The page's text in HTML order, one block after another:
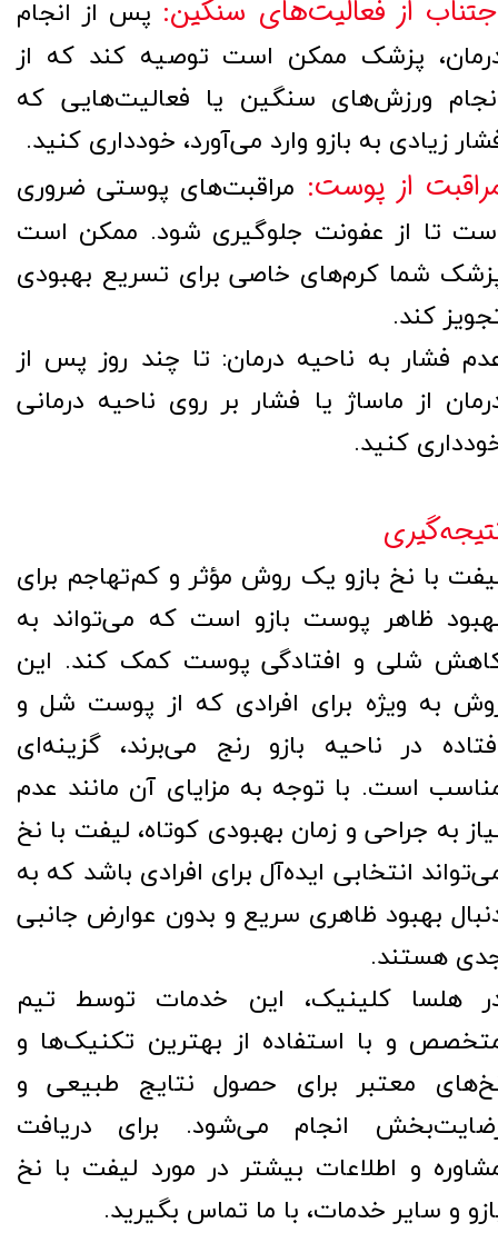
از فعالیت‌های سنگین: پس از انجام
پزشک ممکن است توصیه کند که از
ورزش‌های سنگین یا فعالیت‌هایی که
زیادی به بازو وارد می‌آورد، خودداری کنید.
از پوست: مراقبت‌های پوستی ضروری
تا از عفونت جلوگیری شود. ممکن است
شما کرم‌های خاصی برای تسریع بهبودی
کند.
فشار به ناحیه درمان: تا چند روز پس از
از ماساژ یا فشار بر روی ناحیه درمانی
کنید.
با نخ بازو یک روش مؤثر و کم‌تهاجم برای
ظاهر پوست بازو است که می‌تواند به
شلی و افتادگی پوست کمک کند. این
به ویژه برای افرادی که از پوست شل و
در ناحیه بازو رنج می‌برند، گزینه‌ای
است. با توجه به مزایای آن مانند عدم
به جراحی و زمان بهبودی کوتاه، لیفت با نخ
انتخابی ایده‌آل برای افرادی باشد که به
بهبود ظاهری سریع و بدون عوارض جانبی
هستند.
هلسا کلینیک، این خدمات توسط تیم
و با استفاده از بهترین تکنیک‌ها و
معتبر برای حصول نتایج طبیعی و
انجام می‌شود. برای دریافت
و اطلاعات بیشتر در مورد لیفت با نخ
و سایر خدمات، با ما تماس بگیرید.